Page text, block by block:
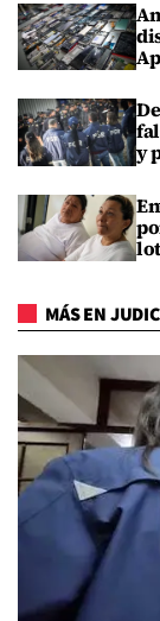
y
MÁS EN